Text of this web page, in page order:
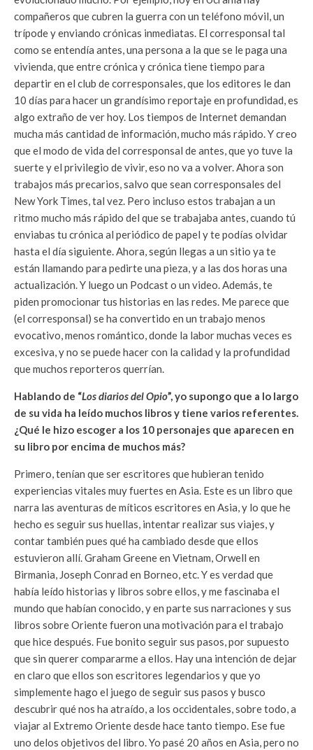
compañeros que cubren la guerra con un teléfono móvil, un
trípode y enviando crónicas inmediatas. El corresponsal tal
como se entendía antes, una persona a la que se le paga una
vivienda, que entre crónica y crónica tiene tiempo para
departir en el club de corresponsales, que los editores le dan
10 días para hacer un grandísimo reportaje en profundidad, es
algo extraño de ver hoy. Los tiempos de Internet demandan
mucha más cantidad de información, mucho más rápido. Y creo
que el modo de vida del corresponsal de antes, que yo tuve la
suerte y el privilegio de vivir, eso no va a volver. Ahora son
trabajos más precarios, salvo que sean corresponsales del
New York Times, tal vez. Pero incluso estos trabajan a un
ritmo mucho más rápido del que se trabajaba antes, cuando tú
enviabas tu crónica al periódico de papel y te podías olvidar
hasta el día siguiente. Ahora, según llegas a un sitio ya te
están llamando para pedirte una pieza, y a las dos horas una
actualización. Y luego un Podcast o un video. Además, te
piden promocionar tus historias en las redes. Me parece que
(el corresponsal) se ha convertido en un trabajo menos
evocativo, menos romántico, donde la labor muchas veces es
excesiva, y no se puede hacer con la calidad y la profundidad
que muchos reporteros querrían.
Hablando de “Los diarios del Opio”, yo supongo que a lo largo
de su vida ha leído muchos libros y tiene varios referentes.
¿Qué le hizo escoger a los 10 personajes que aparecen en
su libro por encima de muchos más?
Primero, tenían que ser escritores que hubieran tenido
experiencias vitales muy fuertes en Asia. Este es un libro que
narra las aventuras de míticos escritores en Asia, y lo que he
hecho es seguir sus huellas, intentar realizar sus viajes, y
contar también pues qué ha cambiado desde que ellos
estuvieron allí. Graham Greene en Vietnam, Orwell en
Birmania, Joseph Conrad en Borneo, etc. Y es verdad que
había leído historias y libros sobre ellos, y me fascinaba el
mundo que habían conocido, y en parte sus narraciones y sus
libros sobre Oriente fueron una motivación para el trabajo
que hice después. Fue bonito seguir sus pasos, por supuesto
que sin querer compararme a ellos. Hay una intención de dejar
en claro que ellos son escritores legendarios y que yo
simplemente hago el juego de seguir sus pasos y busco
descubrir qué nos ha atraído, a los occidentales, sobre todo, a
viajar al Extremo Oriente desde hace tanto tiempo. Ese fue
uno delos objetivos del libro. Yo pasé 20 años en Asia, pero no